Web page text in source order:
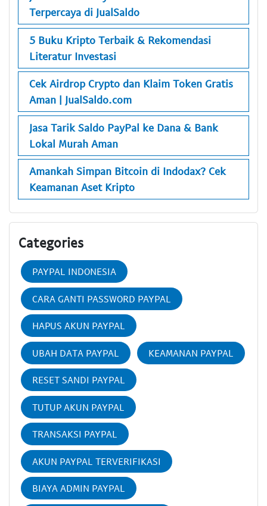
Terpercaya di JualSaldo
5 Buku Kripto Terbaik & Rekomendasi
Literatur Investasi
Cek Airdrop Crypto dan Klaim Token Gratis
Aman | JualSaldo.com
Jasa Tarik Saldo PayPal ke Dana & Bank
Lokal Murah Aman
Amankah Simpan Bitcoin di Indodax? Cek
Keamanan Aset Kripto
Categories
PAYPAL INDONESIA
CARA GANTI PASSWORD PAYPAL
HAPUS AKUN PAYPAL
UBAH DATA PAYPAL KEAMANAN PAYPAL
RESET SANDI PAYPAL
TUTUP AKUN PAYPAL
TRANSAKSI PAYPAL
AKUN PAYPAL TERVERIFIKASI
BIAYA ADMIN PAYPAL